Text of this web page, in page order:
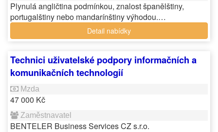
Plynulá angličtina podmínkou, znalost španělštiny,
portugalštiny nebo mandarínštiny výhodou.…
Detail nabídky
Technici uživatelské podpory informačních a
komunikačních technologií
47 000 Kč
BENTELER Business Services CZ s.r.o.